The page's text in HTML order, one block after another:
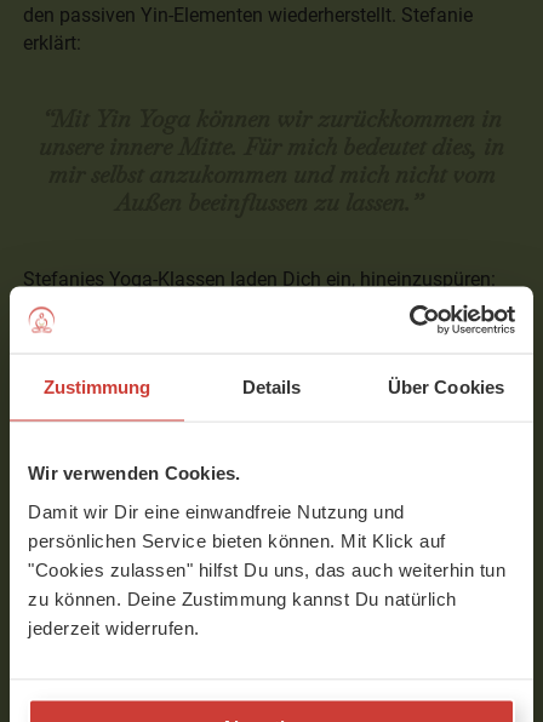
Zustimmung Details Über Cookies
Wir verwenden Cookies.
Damit wir Dir eine einwandfreie Nutzung und
persönlichen Service bieten können. Mit Klick auf
"Cookies zulassen" hilfst Du uns, das auch weiterhin tun
zu können. Deine Zustimmung kannst Du natürlich
jederzeit widerrufen.
den passiven Yin-Elementen wiederherstellt. Stefanie
erklärt:
Stefanies Yoga-Klassen laden Dich ein, hineinzuspüren:
Was ist gerade da? Gibt es eine Dysbalance? Was
brauchst Du, um wieder ins Gleichgewicht zu
werden.
Yogalehrerin und -Ausbilderin, sondern auch Autorin,
Ernährungsberaterin, Energie-Arbeiterin, ganzheitliche
Gesundheitsberaterin sowie spiritueller Coach. Sie bietet
unter anderem eine ganzheitliche Live-Online Yin-Yoga-
Ausbildung an. Mehr dazu erfährst Du auf ihrer Website.